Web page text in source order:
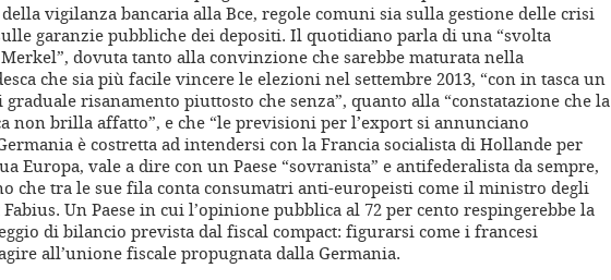
vigilanza bancaria alla Bce, regole comuni sia sulla gestione delle crisi
garanzie pubbliche dei depositi. Il quotidiano parla di una “svolta
dovuta tanto alla convinzione che sarebbe maturata nella
che sia più facile vincere le elezioni nel settembre 2013, “con in tasca un
risanamento piuttosto che senza”, quanto alla “constatazione che la
non brilla affatto”, e che “le previsioni per l’export si annunciano
è costretta ad intendersi con la Francia socialista di Hollande per
Europa, vale a dire con un Paese “sovranista” e antifederalista da sempre,
che tra le sue fila conta consumatri anti-europeisti come il ministro degli
Un Paese in cui l’opinione pubblica al 72 per cento respingerebbe la
di bilancio prevista dal fiscal compact: figurarsi come i francesi
all’unione fiscale propugnata dalla Germania.